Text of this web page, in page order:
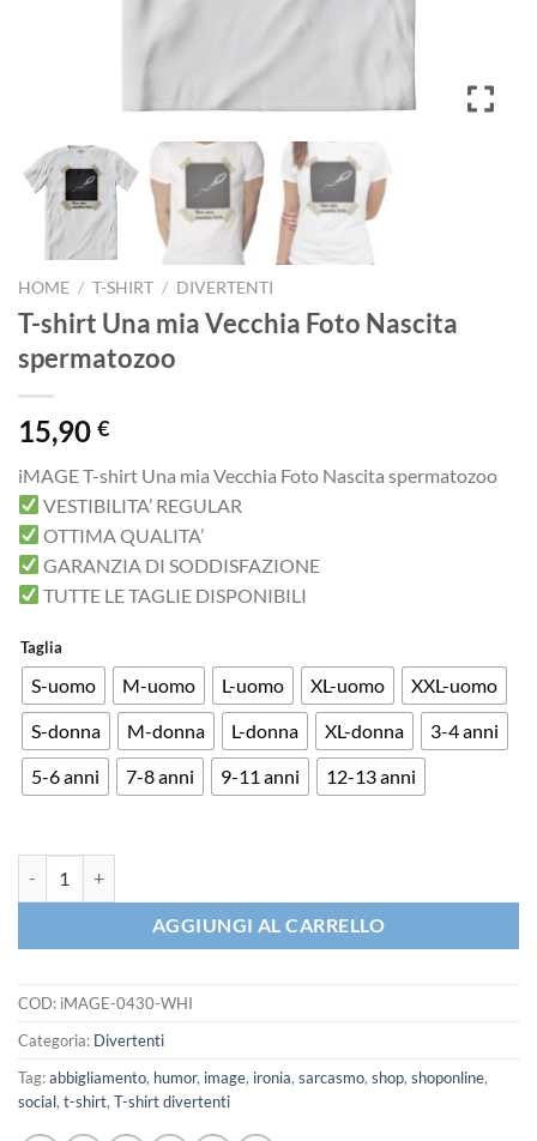
HOME / T-SHIRT / DIVERTENTI
T-shirt Una mia Vecchia Foto Nascita
spermatozoo
15,90 €
iMAGE T-shirt Una mia Vecchia Foto Nascita spermatozoo
VESTIBILITA’ REGULAR
OTTIMA QUALITA’
GARANZIA DI SODDISFAZIONE
TUTTE LE TAGLIE DISPONIBILI
Taglia
S-uomo M-uomo L-uomo XL-uomo
XXL-uomo
S-donna
M-donna L-donna XL-donna
3-4 anni
5-6 anni
7-8 anni 9-11 anni 12-13 anni
AGGIUNGI AL CARRELLO
COD: iMAGE-0430-WHI
Categoria: Divertenti
Tag:abbigliamento, humor, image, ironia, sarcasmo, shop, shoponline,
social, t-shirt, T-shirt divertenti